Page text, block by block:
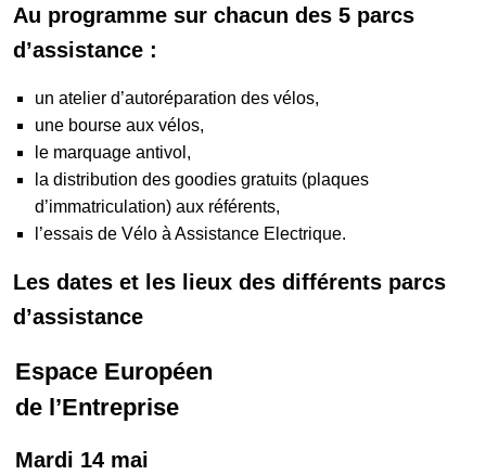
Résultats
Les participants
FAQ
Contact
Au programme sur chacun des 5 parcs
d’assistance :
un atelier d’autoréparation des vélos,
une bourse aux vélos,
le marquage antivol,
la distribution des goodies gratuits (plaques
d’immatriculation) aux référents,
l’essais de Vélo à Assistance Electrique.
Les dates et les lieux des différents parcs
d’assistance
Espace Européen
de l’Entreprise
Mardi 14 mai